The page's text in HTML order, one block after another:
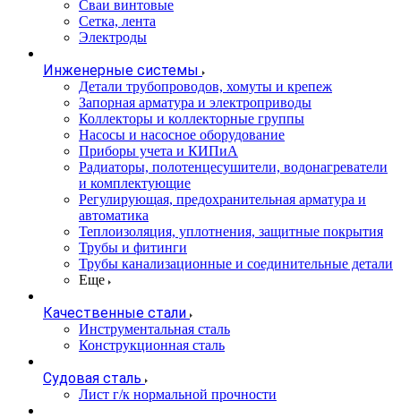
Сваи винтовые
Сетка, лента
Электроды
Инженерные системы
Детали трубопроводов, хомуты и крепеж
Запорная арматура и электроприводы
Коллекторы и коллекторные группы
Насосы и насосное оборудование
Приборы учета и КИПиА
Радиаторы, полотенцесушители, водонагреватели
и комплектующие
Регулирующая, предохранительная арматура и
автоматика
Теплоизоляция, уплотнения, защитные покрытия
Трубы и фитинги
Трубы канализационные и соединительные детали
Еще
Качественные стали
Инструментальная сталь
Конструкционная сталь
Судовая сталь
Лист г/к нормальной прочности